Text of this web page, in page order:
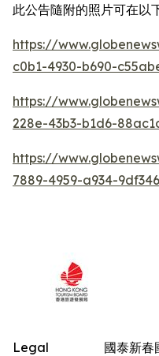
此公告隨附的照片可在以
https://
c0b1-4930-b690-
https://
228e-43b3-b1d6-
https://
7889-4959-a934-
國泰新春
Legal